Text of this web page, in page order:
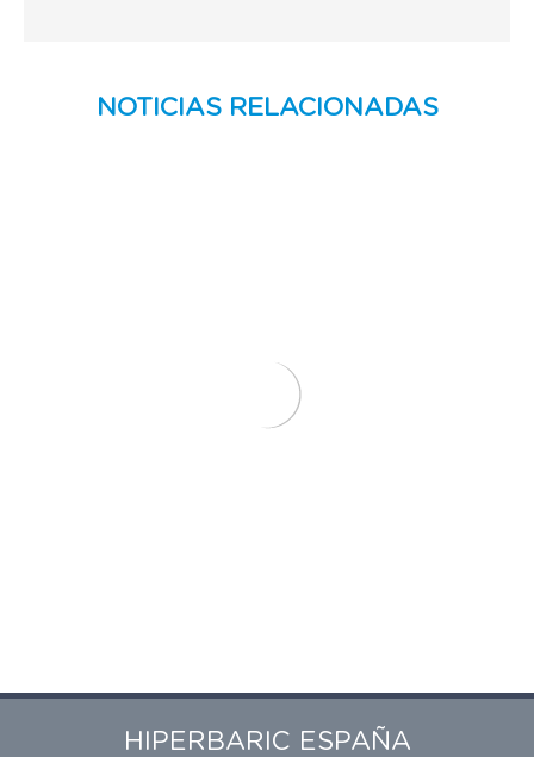
NOTICIAS RELACIONADAS
HIPERBARIC ESPAÑA